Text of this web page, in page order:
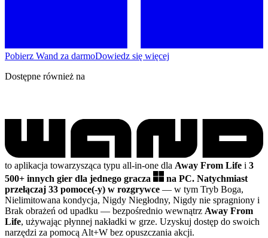
Pobierz Wand za darmoDowiedz się więcej
Dostępne również na
to aplikacja towarzysząca typu all-in-one dla Away From Life i 3
500+ innych gier dla jednego gracza
na PC. Natychmiast
przełączaj 33 pomoce(-y) w rozgrywce — w tym Tryb Boga,
Nielimitowana kondycja, Nigdy Niegłodny, Nigdy nie spragniony i
Brak obrażeń od upadku — bezpośrednio wewnątrz Away From
Life, używając płynnej nakładki w grze. Uzyskuj dostęp do swoich
narzędzi za pomocą Alt+W bez opuszczania akcji.